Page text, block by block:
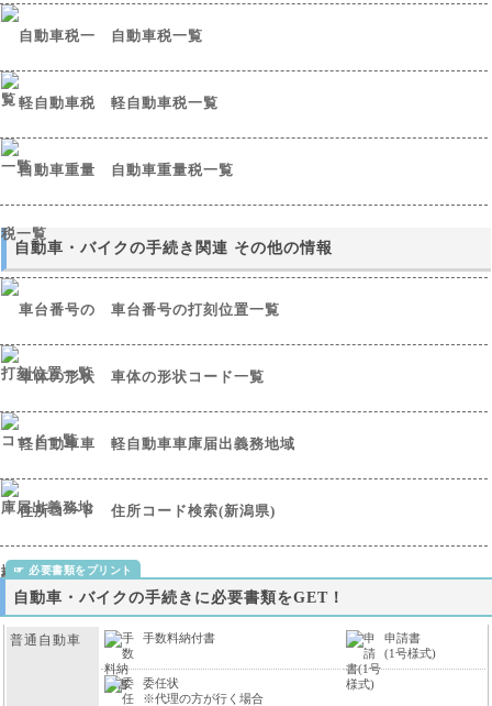
自動車税一覧
軽自動車税一覧
自動車重量税一覧
自動車・バイクの手続き関連 その他の情報
車台番号の打刻位置一覧
車体の形状コード一覧
軽自動車車庫届出義務地域
住所コード検索(新潟県)
自動車・バイクの手続きに必要書類をGET！
普通自動車 手数料納付書
申請書
(1号様式)
委任状
※代理の方が行く場合